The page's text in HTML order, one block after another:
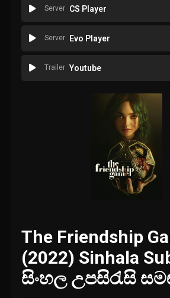
Server CS Player
Server Evo Player
Trailer Youtube
The Friendship
(2022) Sinhala
සිංහල උපසිරැසි